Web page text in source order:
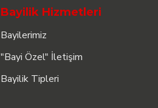
Bayilik Hizmetleri
Bayilerimiz
"Bayi Özel" İletişim
Bayilik Tipleri